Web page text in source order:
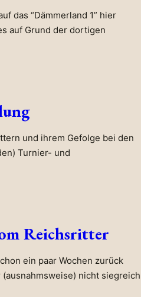
das “Dämmerland 1” hier
auf Grund der dortigen
und ihrem Gefolge bei den
Turnier- und
Reichsritter
ein paar Wochen zurück
nicht siegreich